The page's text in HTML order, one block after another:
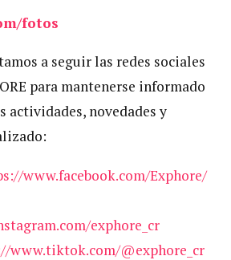
fotos
a seguir las redes sociales
para mantenerse informado
actividades, novedades y
www.facebook.com/Exphore/
exphore_cr
www.tiktok.com/@exphore_cr